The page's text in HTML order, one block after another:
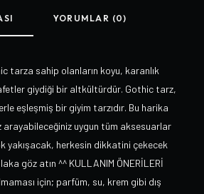
YORUMLAR (0)
tarza sahip olanların koyu, karanlık
giydiği bir altkültürdür. Gothic tarz,
eşleşmiş bir giyim tarzıdır. Bu harika
arayabileceğiniz uygun tüm aksesuarlar
yakışacak, herkesin dikkatini çekecek
göz atın ^^ KULLANIM ÖNERİLERİ
için; parfüm, su, krem gibi dış